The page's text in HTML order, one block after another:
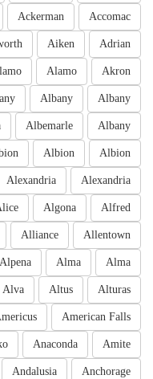
Accomac
Ackerman
Adrian
Aiken
Akron
Alamo
Albany
Albany
Albany
Albemarle
Albion
Albion
Alexandria
Alexandria
Alfred
Algona
Allentown
Alliance
Alma
Alma
Alpena
Alturas
Altus
Alva
American Falls
Amite
Anaconda
Anchorage
Andalusia